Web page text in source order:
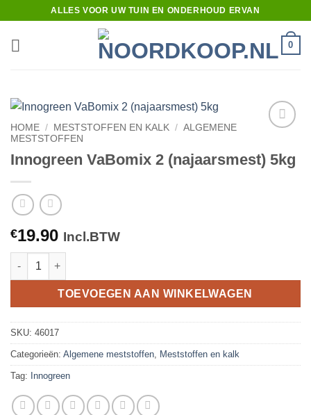
inhoud
ALLES VOOR UW TUIN EN ONDERHOUD ERVAN
0
aan
verlanglijst
HOME / MESTSTOFFEN EN KALK / ALGEMENE
MESTSTOFFEN
Innogreen VaBomix 2 (najaarsmest) 5kg
€19.90 Incl.BTW
Innogreen VaBomix 2 (najaarsmest) 5kg aantal
TOEVOEGEN AAN WINKELWAGEN
SKU: 46017
Categorieën: Algemene meststoffen Meststoffen en kalk
Tag: Innogreen